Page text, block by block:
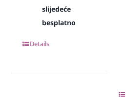
slijedeće
besplatno
Details